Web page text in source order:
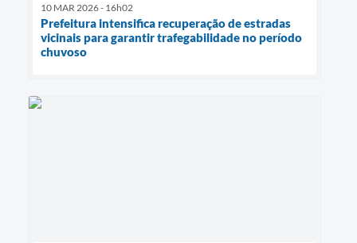
10 MAR 2026 - 16h02
Prefeitura intensifica recuperação de estradas
vicinais para garantir trafegabilidade no período
chuvoso